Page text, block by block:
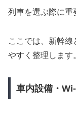
列車を選ぶ際に重
ここでは、新幹線
やすく整理します
車内設備・